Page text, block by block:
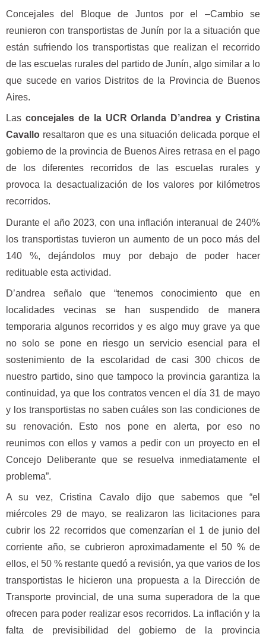
Concejales del Bloque de Juntos por el –Cambio se
reunieron con transportistas de Junín por la a situación que
están sufriendo los transportistas que realizan el recorrido
de las escuelas rurales del partido de Junín, algo similar a lo
que sucede en varios Distritos de la Provincia de Buenos
Aires.
Las concejales de la UCR Orlanda D’andrea y Cristina
Cavallo resaltaron que es una situación delicada porque el
gobierno de la provincia de Buenos Aires retrasa en el pago
de los diferentes recorridos de las escuelas rurales y
provoca la desactualización de los valores por kilómetros
recorridos.
Durante el año 2023, con una inflación interanual de 240%
los transportistas tuvieron un aumento de un poco más del
140 %, dejándolos muy por debajo de poder hacer
redituable esta actividad.
D’andrea señalo que “tenemos conocimiento que en
localidades vecinas se han suspendido de manera
temporaria algunos recorridos y es algo muy grave ya que
no solo se pone en riesgo un servicio esencial para el
sostenimiento de la escolaridad de casi 300 chicos de
nuestro partido, sino que tampoco la provincia garantiza la
continuidad, ya que los contratos vencen el día 31 de mayo
y los transportistas no saben cuáles son las condiciones de
su renovación. Esto nos pone en alerta, por eso no
reunimos con ellos y vamos a pedir con un proyecto en el
Concejo Deliberante que se resuelva inmediatamente el
problema”.
A su vez, Cristina Cavalo dijo que sabemos que “el
miércoles 29 de mayo, se realizaron las licitaciones para
cubrir los 22 recorridos que comenzarían el 1 de junio del
corriente año, se cubrieron aproximadamente el 50 % de
ellos, el 50 % restante quedó a revisión, ya que varios de los
transportistas le hicieron una propuesta a la Dirección de
Transporte provincial, de una suma superadora de la que
ofrecen para poder realizar esos recorridos. La inflación y la
falta de previsibilidad del gobierno de la provincia